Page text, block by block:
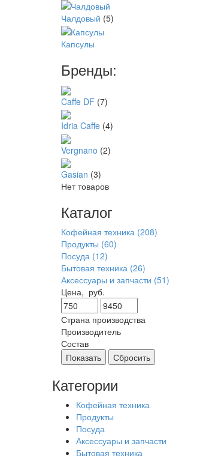
Чалдовый (5)
Капсулы
Бренды:
Caffe DF (7)
Idria Caffe (4)
Vergnano (2)
Gasian (3)
Нет товаров
Каталог
Кофейная техника (208)
Продукты (60)
Посуда (12)
Бытовая техника (26)
Аксессуары и запчасти (51)
Цена, руб.
Страна производства
Производитель
Состав
Показать
Сбросить
Категории
Кофейная техника
Продукты
Посуда
Аксессуары и запчасти
Бытовая техника